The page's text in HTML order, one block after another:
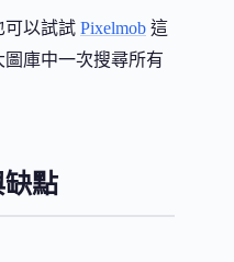
可以試試 Pixelmob 這
圖庫中一次搜尋所有
缺點